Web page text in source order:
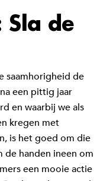
Sla de
saamhorigheid de
een pittig jaar
en waarbij we als
kregen met
is het goed om die
de handen ineen om
een mooie actie